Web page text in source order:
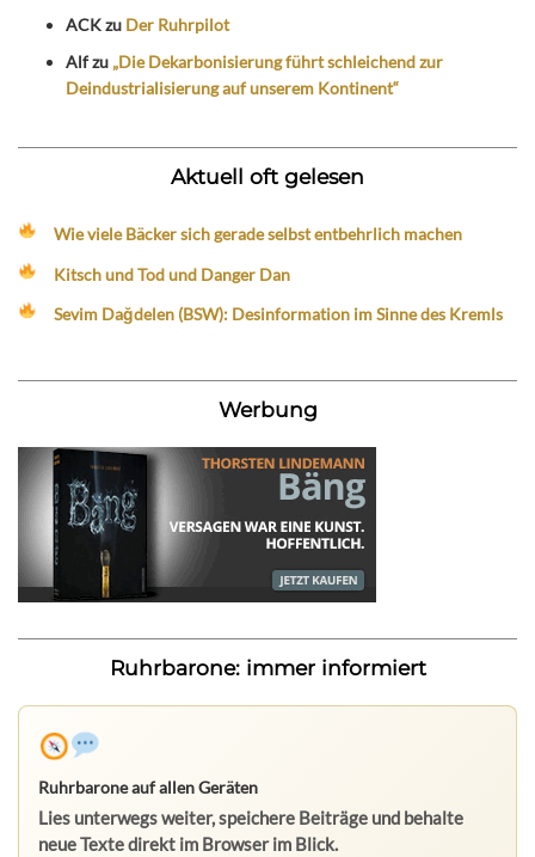
ACKzu Der Ruhrpilot
Alfzu „Die Dekarbonisierung führt schleichend zur
Deindustrialisierung auf unserem Kontinent“
Aktuell oft gelesen
Wie viele Bäcker sich gerade selbst entbehrlich machen
Kitsch und Tod und Danger Dan
Sevim Dağdelen (BSW): Desinformation im Sinne des Kremls
Werbung
Ruhrbarone: immer informiert
Ruhrbarone auf allen Geräten
Lies unterwegs weiter, speichere Beiträge und behalte
neue Texte direkt im Browser im Blick.